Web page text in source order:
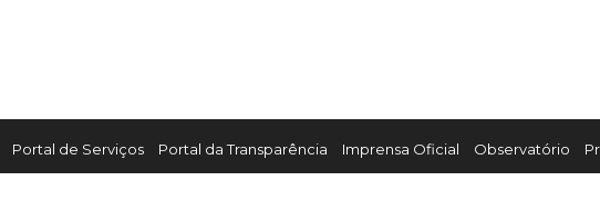
Portal de Serviços Portal da Transparência Imprensa Oficial Observatório